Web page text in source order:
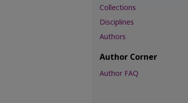
Collections
Disciplines
Authors
Author Corner
Author FAQ